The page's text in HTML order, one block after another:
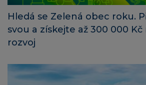
Hledá se Zelená obec roku.
svou a získejte až 300 000 Kč
rozvoj